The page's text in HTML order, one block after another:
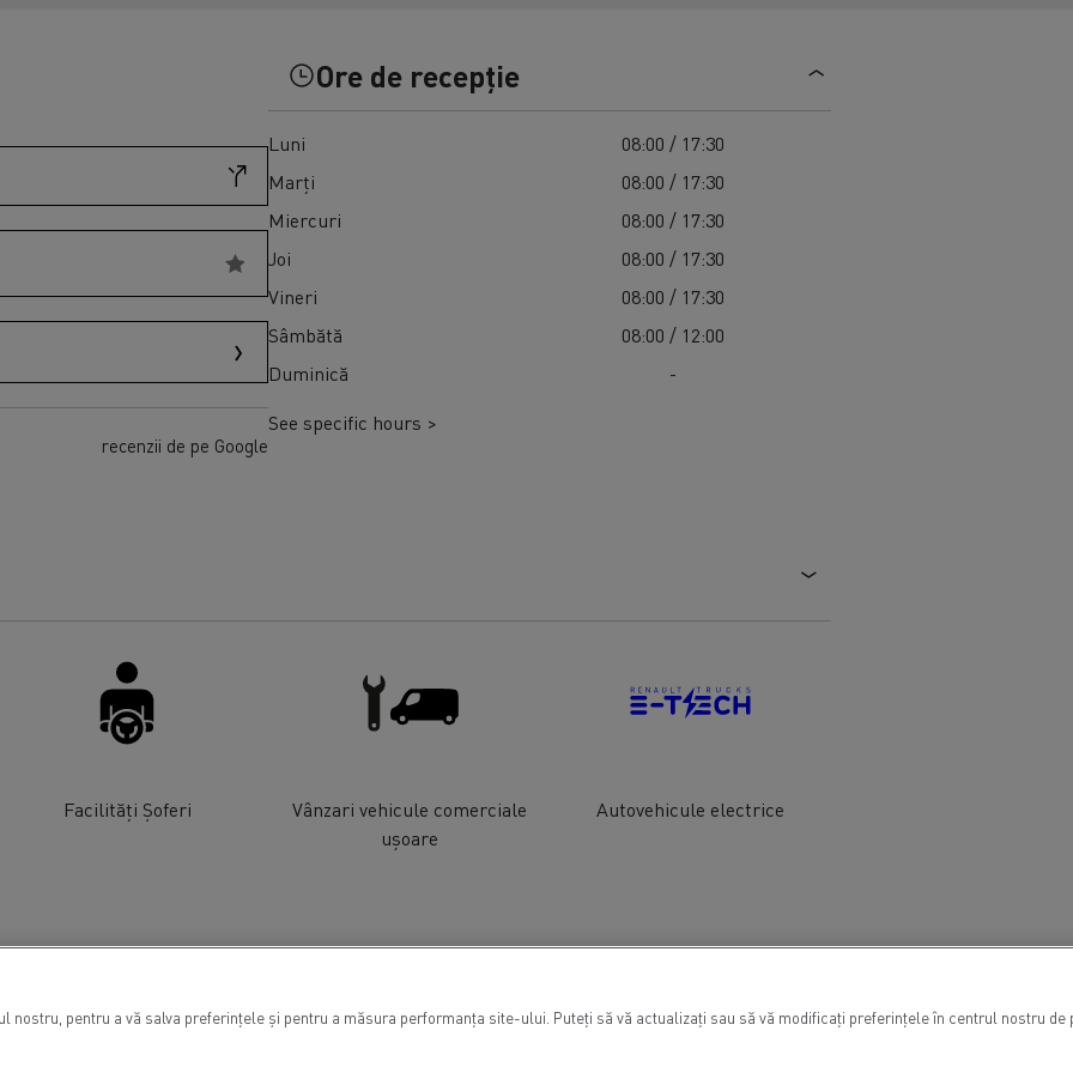
Pentru livrare
Managementul flotei și al energiei
Cursuri pentru șoferi
Feldschlösschen - Carlsberg
recenzii de pe Google
Ore de recepție
Luni
08:00 / 17:30
Marți
08:00 / 17:30
Miercuri
08:00 / 17:30
Joi
08:00 / 17:30
Vineri
08:00 / 17:30
Sâmbătă
08:00 / 12:00
Duminică
-
See specific hours >
Facilități Șoferi
Vânzari vehicule comerciale
ușoare
Autovehicule electrice
nostru, pentru a vă salva preferințele și pentru a măsura performanța site-ului. Puteți să vă actualizați sau să vă modificați preferințele în centrul nostru